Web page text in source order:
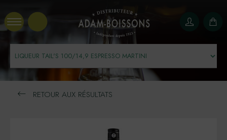
RETOUR AUX RÉSULTATS